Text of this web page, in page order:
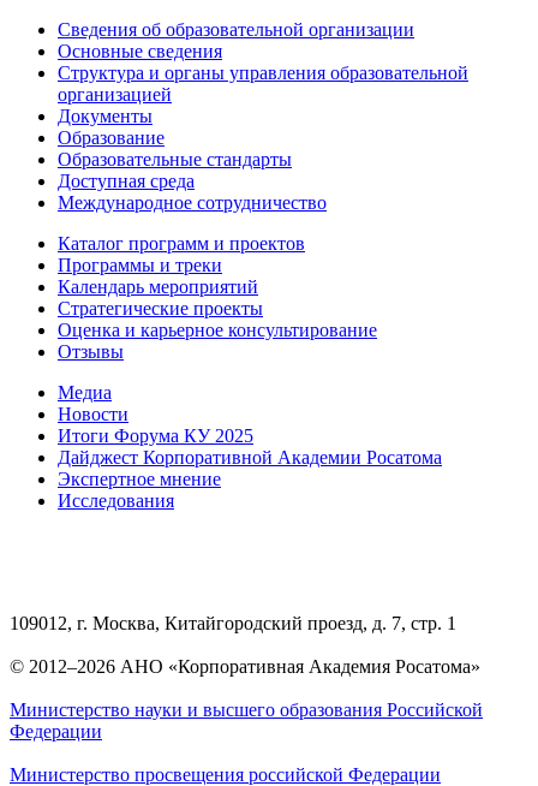
Сведения об образовательной организации
Основные сведения
Структура и органы управления образовательной
организацией
Документы
Образование
Образовательные стандарты
Доступная среда
Международное сотрудничество
Каталог программ и проектов
Программы и треки
Календарь мероприятий
Стратегические проекты
Оценка и карьерное консультирование
Отзывы
Медиа
Новости
Итоги Форума КУ 2025
Дайджест Корпоративной Академии Росатома
Экспертное мнение
Исследования
109012, г. Москва, Китайгородский проезд, д. 7, стр. 1
© 2012–2026 АНО «Корпоративная Академия Росатома»
Министерство науки и высшего образования Российской
Федерации
Министерство просвещения российской Федерации